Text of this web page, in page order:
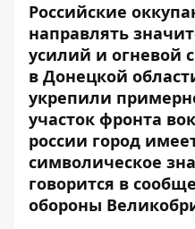
Российские
направлять
усилий и огневой
в Донецкой
укрепили
участок фронта
россии город
символическое
говорится в
обороны